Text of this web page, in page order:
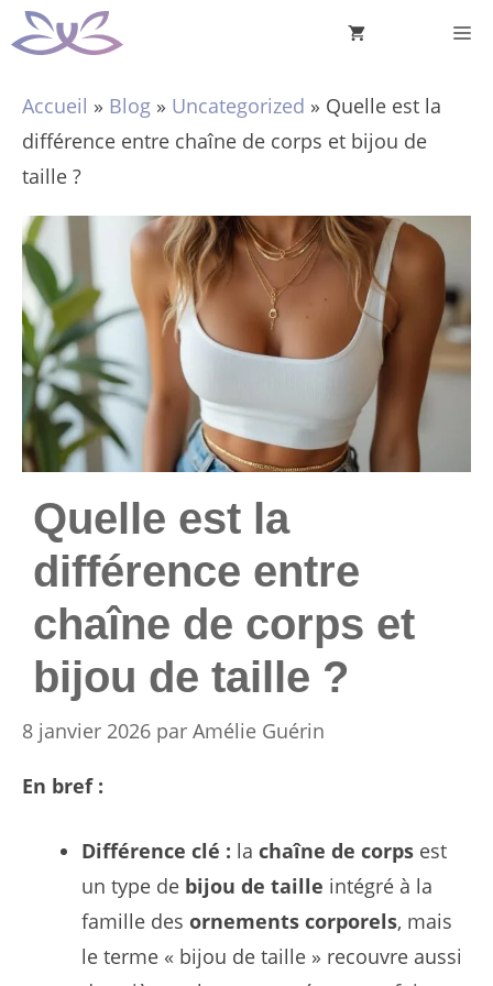
Aller
au
Accueil » Blog » Uncategorized » Quelle est la
différence entre chaîne de corps et bijou de
taille ?
Quelle est la
différence entre
chaîne de corps et
bijou de taille ?
8 janvier 2026 par Amélie Guérin
En bref :
Différence clé : la chaîne de corps est
un type de bijou de taille intégré à la
famille des ornements corporels, mais
le terme « bijou de taille » recouvre aussi